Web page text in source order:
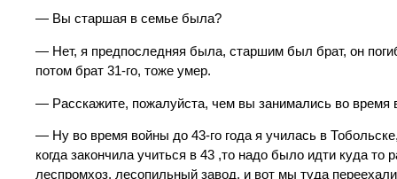
— Вы старшая в семье была?
— Нет, я предпоследняя была, старшим был брат, он
потом брат 31-го, тоже умер.
— Расскажите, пожалуйста, чем вы занимались во время
— Ну во время войны до 43-го года я училась в
когда закончила учиться в 43 ,то надо было идти куда
леспромхоз, лесопильный завод, и вот мы туда